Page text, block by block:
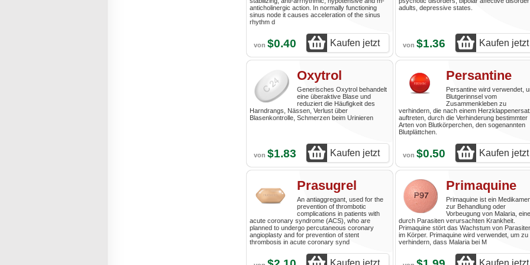
anticholinergic action. In normally functioning
sinus node it causes acceleration of the sinus
rhythm d
von $0.40 Kaufen jetzt
adults, depressive states.
von $1.36 Kaufen jetzt
Oxytrol
Generisches Oxytrol behandelt
eine überaktive Blase und
reduziert die Häufigkeit des
Harndrangs, Nässen, Verlust über
Blasenkontrolle, Schmerzen beim Urinieren
von $1.83 Kaufen jetzt
Persantine
Persantine wird verwendet,
Blutgerinnsel vom
Zusammenkleben zu
verhindern, die nach einem
auftreten, durch die Verhinderung bestimmter
Arten von Blutkörperchen, den sogenannten
Blutplättchen.
von $0.50 Kaufen jetzt
Prasugrel
An antiaggregant, used for the
prevention of thrombotic
complications in patients with
acute coronary syndrome (ACS), who are
planned to undergo percutaneous coronary
angioplasty and for prevention of stent
thrombosis in acute coronary synd
Kaufen jetzt
Primaquine
Primaquine ist ein
zur Behandlung oder
Vorbeugung von Malaria,
durch Parasiten verursachten Krankheit.
Primaquine stört das Wachstum von
im Körper. Primaquine wird verwendet, um zu
verhindern, dass Malaria bei M
Kaufen jetzt